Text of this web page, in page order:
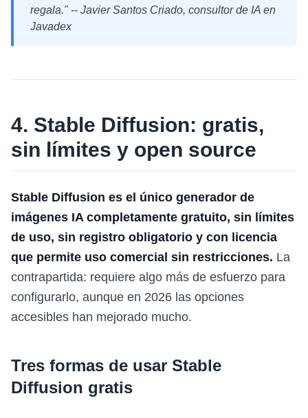
regala." -- Javier Santos Criado, consultor de IA en
Javadex
4. Stable Diffusion: gratis,
sin límites y open source
Stable Diffusion es el único generador de
imágenes IA completamente gratuito, sin límites
de uso, sin registro obligatorio y con licencia
que permite uso comercial sin restricciones. La
contrapartida: requiere algo más de esfuerzo para
configurarlo, aunque en 2026 las opciones
accesibles han mejorado mucho.
Tres formas de usar Stable
Diffusion gratis